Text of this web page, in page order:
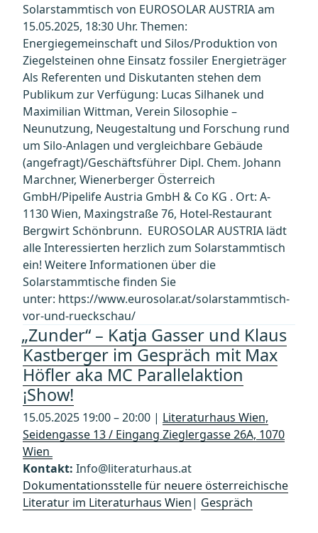
Solarstammtisch von EUROSOLAR AUSTRIA am
15.05.2025, 18:30 Uhr. Themen:
Energiegemeinschaft und Silos/Produktion von
Ziegelsteinen ohne Einsatz fossiler Energieträger
Als Referenten und Diskutanten stehen dem
Publikum zur Verfügung: Lucas Silhanek und
Maximilian Wittman, Verein Silosophie –
Neunutzung, Neugestaltung und Forschung rund
um Silo-Anlagen und vergleichbare Gebäude
(angefragt)/Geschäftsführer Dipl. Chem. Johann
Marchner, Wienerberger Österreich
GmbH/Pipelife Austria GmbH & Co KG . Ort: A-
1130 Wien, Maxingstraße 76, Hotel-Restaurant
Bergwirt Schönbrunn. EUROSOLAR AUSTRIA lädt
alle Interessierten herzlich zum Solarstammtisch
ein! Weitere Informationen über die
Solarstammtische finden Sie
unter: https://www.eurosolar.at/solarstammtisch-
vor-und-rueckschau/
„Zunder“ – Katja Gasser und Klaus
Kastberger im Gespräch mit Max
Höfler aka MC Parallelaktion
¡Show!
15.05.2025 19:00 – 20:00 | Literaturhaus Wien,
Seidengasse 13 / Eingang Zieglergasse 26A, 1070
Wien
Kontakt: Info@literaturhaus.at
Dokumentationsstelle für neuere österreichische
Literatur im Literaturhaus Wien| Gespräch